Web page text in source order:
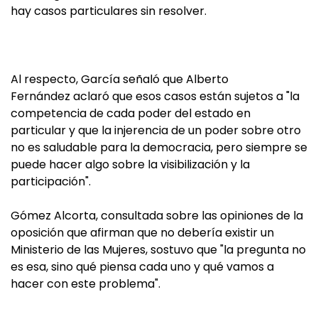
hay casos particulares sin resolver.
Al respecto, García señaló que Alberto
Fernández aclaró que esos casos están sujetos a "la
competencia de cada poder del estado en
particular y que la injerencia de un poder sobre otro
no es saludable para la democracia, pero siempre se
puede hacer algo sobre la visibilización y la
participación".
Gómez Alcorta, consultada sobre las opiniones de la
oposición que afirman que no debería existir un
Ministerio de las Mujeres, sostuvo que "la pregunta no
es esa, sino qué piensa cada uno y qué vamos a
hacer con este problema".